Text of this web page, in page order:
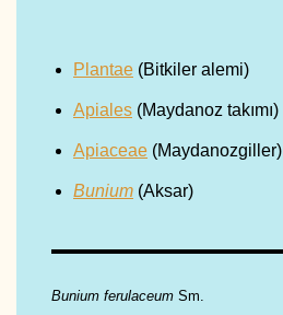
Plantae (Bitkiler alemi)
Apiales (Maydanoz takımı)
Apiaceae (Maydanozgiller)
Bunium (Aksar)
Bunium ferulaceum Sm.